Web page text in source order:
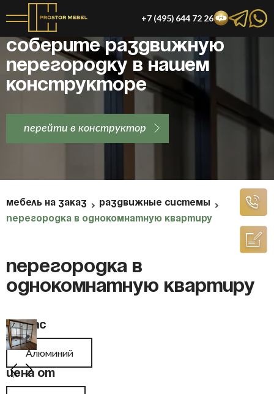
+7 (495) 644 72 26
Соберите раздвижную
перегородку в нашем
конструкторе
перейти в конструктор
МЕБЕЛЬ НА ЗАКАЗ
РАЗДВИЖНЫЕ СИСТЕМЫ
ПЕРЕГОРОДКА В ОДНОКОМНАТНУЮ КВАРТИРУ
Перегородка в
однокомнатную квартиру
Каркас
Алюминий
Цена от